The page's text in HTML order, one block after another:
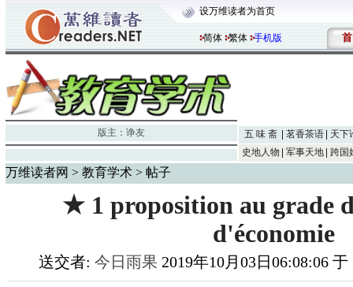
设万维读者为首页
简体 繁体 手机版 首
版主： 诤友 五 味 斋 茗香茶语
天下
史地人物
军事天地 跨国
万维读者网 > 教育学术 > 帖子
★ 1 proposition au grade
d'économie
送交者: 今日雨果 2019年10月03日06:08:06